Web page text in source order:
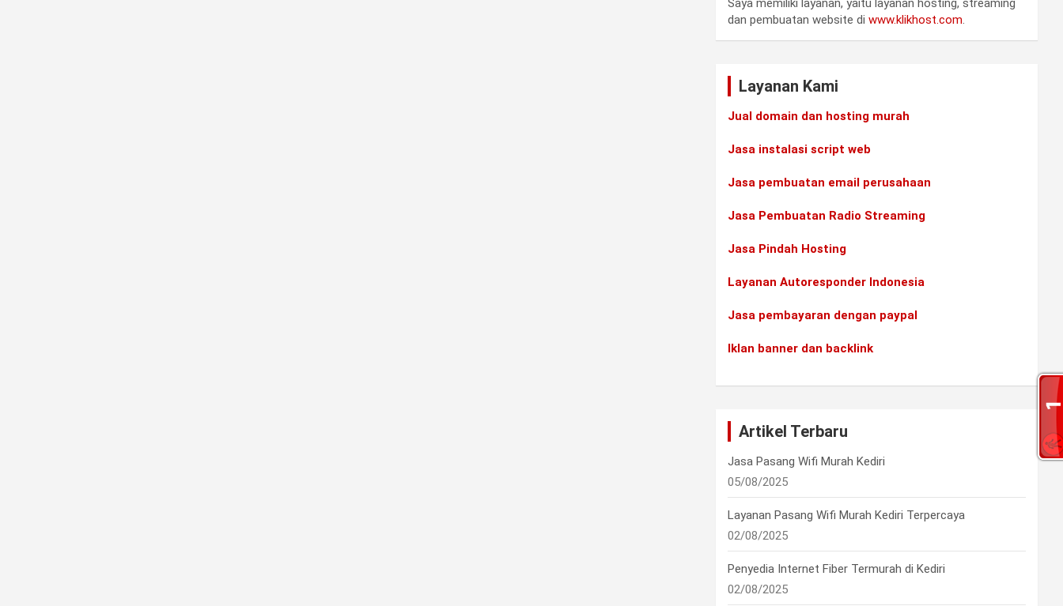
Saya memiliki layanan, yaitu layanan hosting, streaming
dan pembuatan website diwww.klikhost.com.
Layanan Kami
Jual domain dan hosting murah
Jasa instalasi script web
Jasa pembuatan email perusahaan
Jasa Pembuatan Radio Streaming
Jasa Pindah Hosting
Layanan Autoresponder Indonesia
Jasa pembayaran dengan paypal
Iklan banner dan backlink
Artikel Terbaru
Jasa Pasang Wifi Murah Kediri
05/08/2025
Layanan Pasang Wifi Murah Kediri Terpercaya
02/08/2025
Penyedia Internet Fiber Termurah di Kediri
02/08/2025